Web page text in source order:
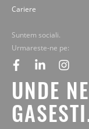
Cariere
Suntem sociali.
Urmareste-ne pe:
facebook
linkedin
UNDE NE